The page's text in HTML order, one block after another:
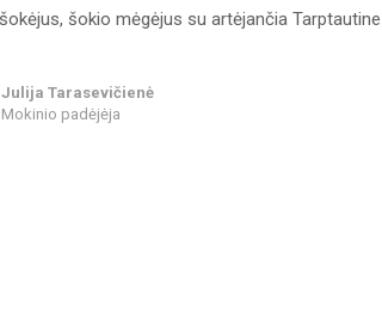
šokio mėgėjus su artėjančia
Julija Tarasevičienė
Mokinio padėjėja